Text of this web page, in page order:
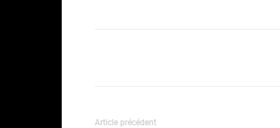
Article précédent